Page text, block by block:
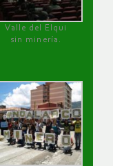
Valle del Elqui
sin minería.